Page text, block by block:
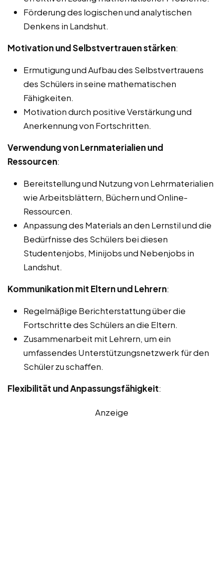
Förderung des logischen und analytischen
Denkens in Landshut.
Motivation und Selbstvertrauen stärken:
Ermutigung und Aufbau des Selbstvertrauens
des Schülers in seine mathematischen
Fähigkeiten.
Motivation durch positive Verstärkung und
Anerkennung von Fortschritten.
Verwendung von Lernmaterialien und
Ressourcen:
Bereitstellung und Nutzung von Lehrmaterialien
wie Arbeitsblättern, Büchern und Online-
Ressourcen.
Anpassung des Materials an den Lernstil und die
Bedürfnisse des Schülers bei diesen
Studentenjobs, Minijobs und Nebenjobs in
Landshut.
Kommunikation mit Eltern und Lehrern:
Regelmäßige Berichterstattung über die
Fortschritte des Schülers an die Eltern.
Zusammenarbeit mit Lehrern, um ein
umfassendes Unterstützungsnetzwerk für den
Schüler zu schaffen.
Flexibilität und Anpassungsfähigkeit:
Anzeige